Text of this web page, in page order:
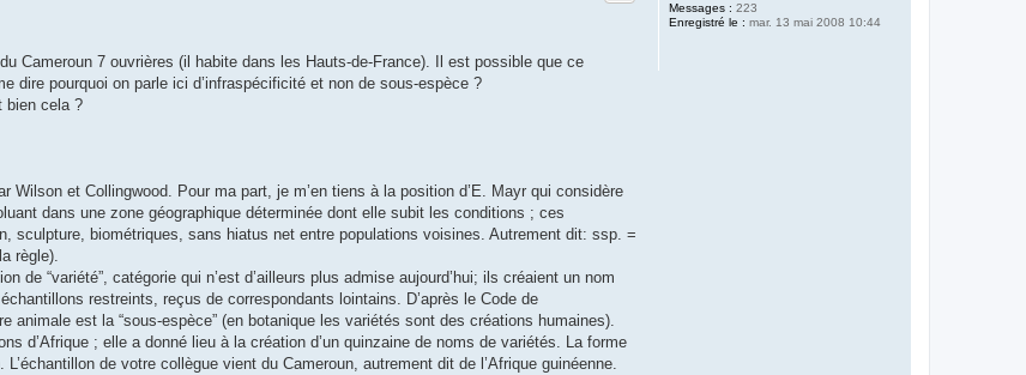
Messages : 223
Enregistré le : mar. 13 mai 2008 10:44
Cameroun 7 ouvrières (il habite dans les Hauts-de-France). Il est possible que ce
dire pourquoi on parle ici d’infraspécificité et non de sous-espèce ?
bien cela ?
et Collingwood. Pour ma part, je m’en tiens à la position d’E. Mayr qui considère
dans une zone géographique déterminée dont elle subit les conditions ; ces
sculpture, biométriques, sans hiatus net entre populations voisines. Autrement dit: ssp. =
règle).
de “variété”, catégorie qui n’est d’ailleurs plus admise aujourd’hui; ils créaient un nom
restreints, reçus de correspondants lointains. D’après le Code de
est la “sous-espèce” (en botanique les variétés sont des créations humaines).
d’Afrique ; elle a donné lieu à la création d’un quinzaine de noms de variétés. La forme
L’échantillon de votre collègue vient du Cameroun, autrement dit de l’Afrique guinéenne.